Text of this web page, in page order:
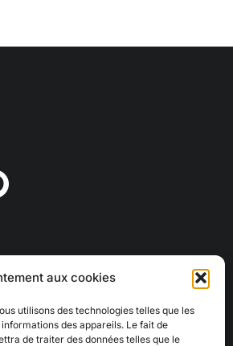
aux cookies
utilisons des technologies telles que les
des appareils. Le fait de
de traiter des données telles que le